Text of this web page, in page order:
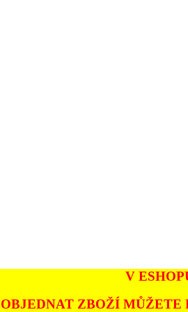
V
OBJEDNAT ZBOŽÍ MŮŽETE